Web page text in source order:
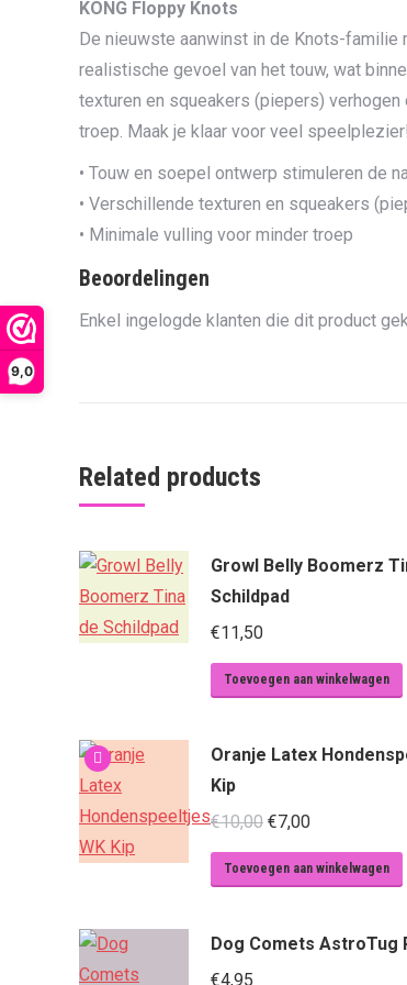
9,0
KONG Floppy Knots
De nieuwste aanwinst in de Knots-
realistische gevoel van het touw, wat
texturen en squeakers (piepers)
troep. Maak je klaar voor veel speelplezier!
• Touw en soepel ontwerp stimuleren de
• Verschillende texturen en squeakers
• Minimale vulling voor minder troep
Beoordelingen
Enkel ingelogde klanten die dit product
Related products
Growl Belly Boomerz
Schildpad
€11,50
Toevoegen aan winkelwagen
Oranje Latex
Kip
€10,00 Oorspronkelijke
prijs
was:
€7,00Huidige
prijs
is:
Toevoegen aan winkelwagen
Dog Comets AstroTug
€4,95